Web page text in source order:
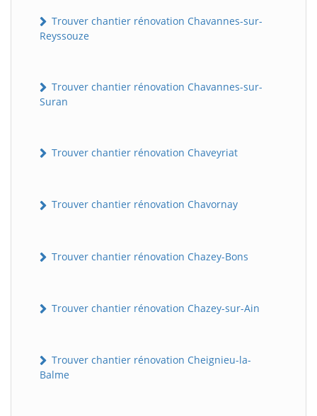
Trouver chantier rénovation Chavannes-sur-
Reyssouze
Trouver chantier rénovation Chavannes-sur-
Suran
Trouver chantier rénovation Chaveyriat
Trouver chantier rénovation Chavornay
Trouver chantier rénovation Chazey-Bons
Trouver chantier rénovation Chazey-sur-Ain
Trouver chantier rénovation Cheignieu-la-
Balme